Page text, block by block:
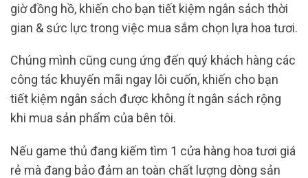
giờ đồng hồ, khiến cho bạn tiết kiệm ngân sách thời
gian & sức lực trong việc mua sắm chọn lựa hoa tươi.
Chúng mình cũng cung ứng đến quý khách hàng các
công tác khuyến mãi ngay lôi cuốn, khiến cho bạn
tiết kiệm ngân sách được không ít ngân sách rộng
khi mua sản phẩm của bên tôi.
Nếu game thủ đang kiếm tìm 1 cửa hàng hoa tươi giá
rẻ mà đang bảo đảm an toàn chất lượng dòng sản